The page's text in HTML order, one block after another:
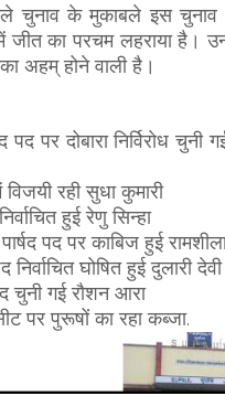
चुनाव के मुकाबले इस
जीत का परचम लहराया है।
अहम् होने वाली है।
पर दोबारा निर्विरोध
रही सुधा कुमारी
हुई रेणु सिन्हा
पद पर काबिज हुई
घोषित हुई दुलारी देवी
चुनी गई रौशन आरा
पर पुरूषों का रहा कब्जा.